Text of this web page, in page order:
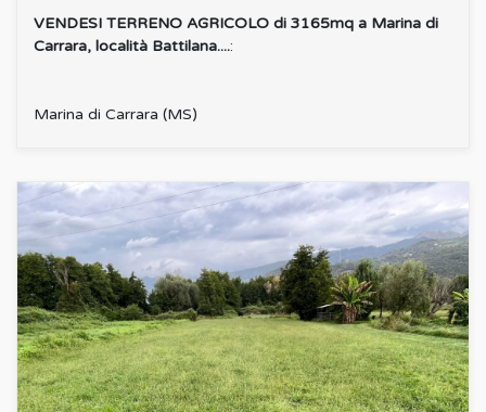
VENDESI TERRENO AGRICOLO di 3165mq a Marina di
Carrara, località Battilana....:
Marina di Carrara (MS)